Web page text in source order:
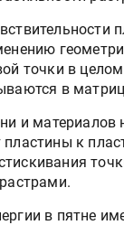
точки в
в
и материалов
к
в пятне